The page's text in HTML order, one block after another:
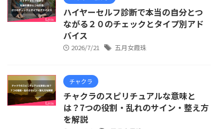
ハイヤーセルフ診断で本当の自分とつ
ながる２０のチェックとタイプ別アド
バイス
2026/7/21 五月女霞珠
チャクラ
チャクラのスピリチュアルな意味と
は？7つの役割・乱れのサイン・整え方
を解説